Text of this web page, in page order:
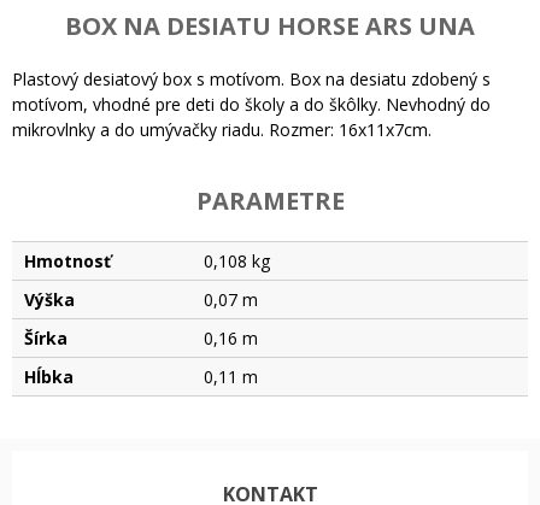
BOX NA DESIATU HORSE ARS UNA
Plastový desiatový box s motívom. Box na desiatu zdobený s
motívom, vhodné pre deti do školy a do škôlky. Nevhodný do
mikrovlnky a do umývačky riadu. Rozmer: 16x11x7cm.
PARAMETRE
Hmotnosť
0,108 kg
Výška
0,07 m
Šírka
0,16 m
Hĺbka
0,11 m
KONTAKT